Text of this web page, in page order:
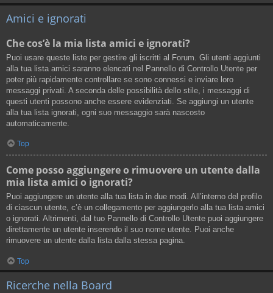
Amici e ignorati
Che cos’è la mia lista amici e ignorati?
Puoi usare queste liste per gestire gli iscritti al Forum. Gli utenti aggiunti
alla tua lista amici saranno elencati nel Pannello di Controllo Utente per
poter più rapidamente controllare se sono connessi e inviare loro
messaggi privati. A seconda delle possibilità dello stile, i messaggi di
questi utenti possono anche essere evidenziati. Se aggiungi un utente
alla tua lista ignorati, ogni suo messaggio sarà nascosto
automaticamente.
Top
Come posso aggiungere o rimuovere un utente dalla
mia lista amici o ignorati?
Puoi aggiungere un utente alla tua lista in due modi. All’interno del profilo
di ciascun utente, c’è un collegamento per aggiungerlo alla tua lista amici
o ignorati. Altrimenti, dal tuo Pannello di Controllo Utente puoi aggiungere
direttamente un utente inserendo il suo nome utente. Puoi anche
rimuovere un utente dalla lista dalla stessa pagina.
Top
Ricerche nella Board